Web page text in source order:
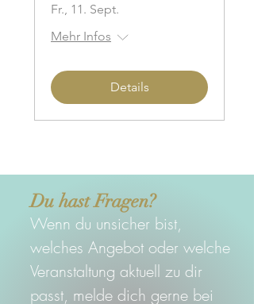
Fr., 11. Sept.
Mehr Infos
Details
Du hast Fragen?
Wenn du unsicher bist,
welches Angebot oder welche
Veranstaltung aktuell zu dir
passt, melde dich gerne bei